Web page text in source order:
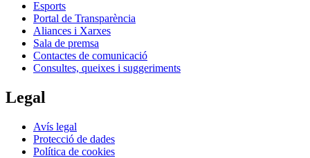
Esports
Portal de Transparència
Aliances i Xarxes
Sala de premsa
Contactes de comunicació
Consultes, queixes i suggeriments
Legal
Avís legal
Protecció de dades
Política de cookies